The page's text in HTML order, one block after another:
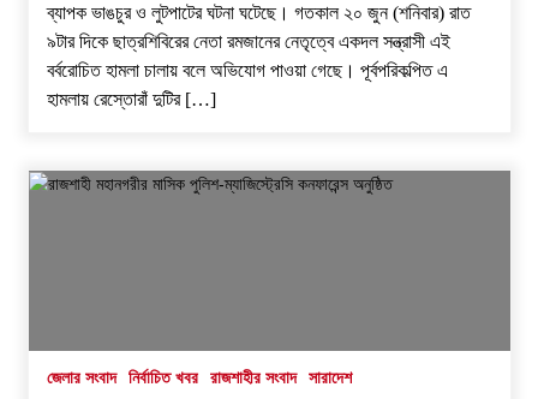
প্রধানমন্ত্রীর কাছে নিরাপত্তা চাওয়ার পরদিনই
গোদাগাড়ীর শীর্ষ ব্যবসায়ী আজাদ আটক
২০ জুলাই, ২০২৬, ১:১৫ অপরাহ্ন
১৭ জুলাই, ২০২৬, ৮:০৬ অপরাহ্ন
ব্যাপক ভাঙচুর ও লুটপাটের ঘটনা ঘটেছে। গতকাল ২০ জুন (শনিবার) রাত
৯টার দিকে ছাত্রশিবিরের নেতা রমজানের নেতৃত্বে একদল সন্ত্রাসী এই
বর্বরোচিত হামলা চালায় বলে অভিযোগ পাওয়া গেছে। পূর্বপরিকল্পিত এ
হামলায় রেস্তোরাঁ দুটির […]
জেলার সংবাদ নির্বাচিত খবর রাজশাহীর সংবাদ সারাদেশ